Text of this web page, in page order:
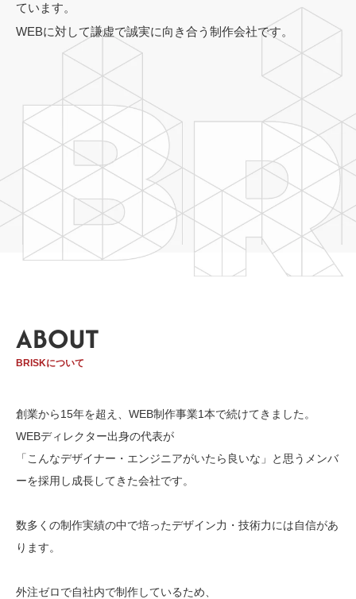
03-6659-5220
LINE登録
Web制作無料提案 ECサイト制作
よくあるご質問 プライバシーポリシー
ています。
WEBに対して謙虚で誠実に向き合う制作会社です。
ABOUT
BRISKについて
創業から15年を超え、WEB制作事業1本で続けてきました。
WEBディレクター出身の代表が
「こんなデザイナー・エンジニアがいたら良いな」
と思うメンバ
ーを採用し成長してきた会社です。
数多くの制作実績の中で培ったデザイン力・技術力には自信があ
ります。
外注ゼロで自社内で制作しているため、